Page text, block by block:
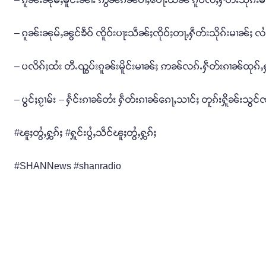
– ၵူၼ်းၼုမ်ႇၼွင်ၶဵဝ် ၸိူဝ်းပႃးသဵၼ်ႈၸိုဝ်ႈတႃႇႁဵတ်းသိုၵ်းမၢၼ်ႈ လႆ
– ပလိၵ်ႈထႆး တီႉၺွပ်းၵူၼ်းမိူင်းမၢၼ်ႈ ဢၼ်လၵ်ႉႁဵတ်းၵၢၼ်ထုၵ်
– ပွင်ႈၵႂၢမ်း – ႁႅင်းၵၢၼ်တႆး ႁဵတ်းၵၢၼ်ၵေႃႇသၢင်ႈ တူၵ်းႁိူၼ်း
#ၽူႈတွႆႇႁွၵ်ႈ #ႁူင်းပွႆႇသဵင်ၽူႈတွႆႇႁွၵ်ႈ
#SHANNews #shanradio